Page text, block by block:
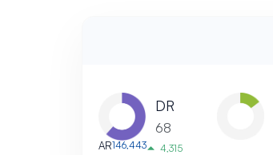
DR
68
AR146,443 4,315